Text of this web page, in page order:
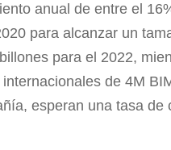
anual de entre el
para alcanzar un
para el 2022,
de 4M
esperan una tasa de